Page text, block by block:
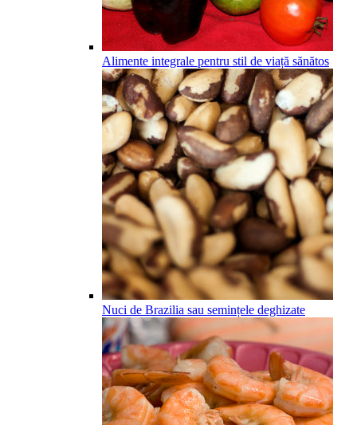
Alimente integrale pentru stil de viață sănătos
Nuci de Brazilia sau semințele deghizate